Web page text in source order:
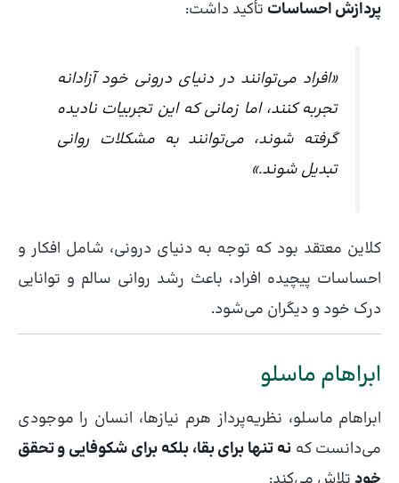
پردازش احساسات تأکید داشت:
«افراد می‌توانند در دنیای درونی خود آزادانه
تجربه کنند، اما زمانی که این تجربیات نادیده
گرفته شوند، می‌توانند به مشکلات روانی
تبدیل شوند.»
کلاین معتقد بود که توجه به دنیای درونی، شامل افکار و
احساسات پیچیده افراد، باعث رشد روانی سالم و توانایی
درک خود و دیگران می‌شود.
ابراهام ماسلو
ابراهام ماسلو، نظریه‌پرداز هرم نیازها، انسان را موجودی
می‌دانست کهنه تنها برای بقا، بلکه برای شکوفایی و تحقق